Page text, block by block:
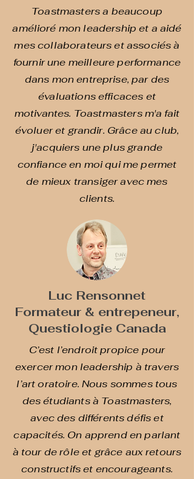
Toastmasters a beaucoup
amélioré mon leadership et a aidé
mes collaborateurs et associés à
fournir une meilleure performance
dans mon entreprise, par des
évaluations efficaces et
motivantes. Toastmasters m'a fait
évoluer et grandir. Grâce au club,
j'acquiers une plus grande
confiance en moi qui me permet
de mieux transiger avec mes
clients.
Luc Rensonnet
Formateur & entrepeneur,
Questiologie Canada
C’est l’endroit propice pour
exercer mon leadership à travers
l’art oratoire. Nous sommes tous
des étudiants à Toastmasters,
avec des différents défis et
capacités. On apprend en parlant
à tour de rôle et grâce aux retours
constructifs et encourageants.